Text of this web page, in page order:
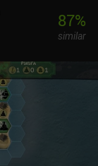
87%
similar